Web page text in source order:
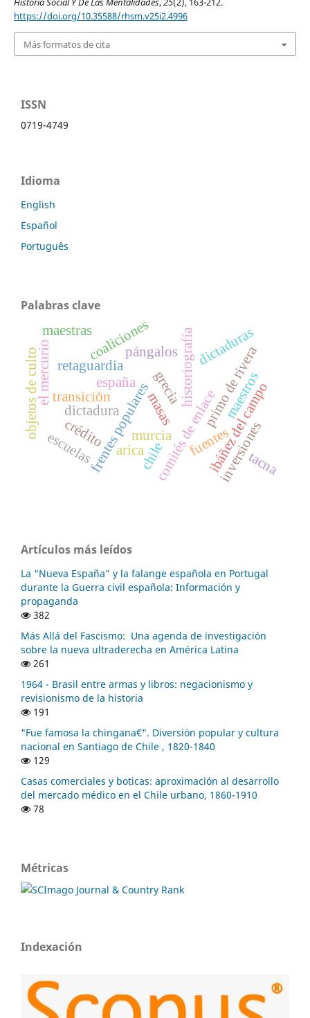
https://doi.org/10.35588/rhsm.v25i2.4996
Más formatos de cita
ISSN
0719-4749
Idioma
English
Español
Português
Palabras clave
frentes popularescomités de enlace
murcia
retaguardia historiografía
fuentes
dictadura
españa primo de rivera
chile ibáñez del campo
dictaduras
pángalos
grecia
coaliciones
masas
transición
el mercurio
crédito inversiones
escuelas
maestros
maestras
arica tacna
objetos de culto
Artículos más leídos
La "Nueva España” y la falange española en Portugal
durante la Guerra civil española: Información y
propaganda
382
Más Allá del Fascismo: Una agenda de investigación
sobre la nueva ultraderecha en América Latina
261
1964 - Brasil entre armas y libros: negacionismo y
revisionismo de la historia
191
"Fue famosa la chingana€". Diversión popular y cultura
nacional en Santiago de Chile , 1820-1840
129
Casas comerciales y boticas: aproximación al desarrollo
del mercado médico en el Chile urbano, 1860-1910
78
Métricas
Indexación